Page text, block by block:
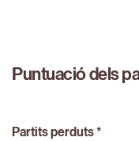
Puntuació dels
Partits perduts *